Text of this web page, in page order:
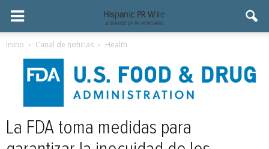
Inicio Canal de noticias Health
La FDA toma medidas para